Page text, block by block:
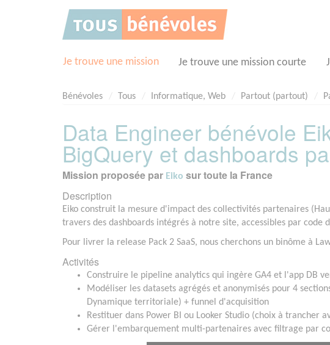
Je trouve une mission Je trouve une mission courte
Bénévoles Tous Informatique, Web Partout (partout)
Data Engineer bénévole
BigQuery et dashboards
Mission proposée par Eiko sur toute la France
Description
Eiko construit la mesure d'impact des collectivités partenaires
travers des dashboards intégrés à notre site, accessibles par code
Pour livrer la release Pack 2 SaaS, nous cherchons un binôme à
Activités
Construire le pipeline analytics qui ingère GA4 et l'app DB
Modéliser les datasets agrégés et anonymisés pour 4
Dynamique territoriale) + funnel d'acquisition
Restituer dans Power BI ou Looker Studio (choix à trancher
Gérer l'embarquement multi-partenaires avec filtrage par